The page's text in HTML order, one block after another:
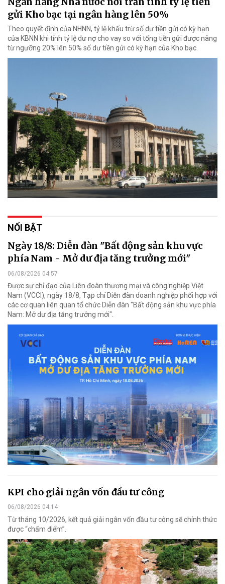
gửi Kho bạc tại ngân hàng lên 50%
Theo quyết định của NHNN, tỷ lệ khấu trừ số dư tiền gửi có kỳ hạn
của KBNN khi tính tỷ lệ dư nợ cho vay so với tổng tiền gửi được nâng
từ ngưỡng 20% lên 50% số dư tiền gửi có kỳ hạn của Kho bạc.
NỔI BẬT
Ngày 18/8: Diễn đàn "Bất động sản khu vực
phía Nam - Mở dư địa tăng trưởng mới"
06/08/2026 04:57
Được sự chỉ đạo của Liên đoàn thương mại và công nghiệp Việt
Nam (VCCI), ngày 18/8, Tạp chí Diễn đàn doanh nghiệp phối hợp với
các cơ quan liên quan tổ chức Diễn đàn "Bất động sản khu vực phía
Nam: Mở dư địa tăng trưởng mới".
KPI cho giải ngân vốn đầu tư công
06/08/2026 04:14
Từ tháng 10/2026, kết quả giải ngân vốn đầu tư công sẽ chính thức
được “chấm điểm”.